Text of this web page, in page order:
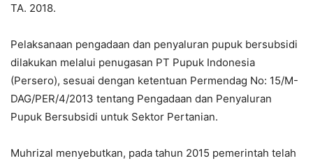
TA. 2018.
Pelaksanaan pengadaan dan penyaluran pupuk bersubsidi
dilakukan melalui penugasan PT Pupuk Indonesia
(Persero), sesuai dengan ketentuan Permendag No: 15/M-
DAG/PER/4/2013 tentang Pengadaan dan Penyaluran
Pupuk Bersubsidi untuk Sektor Pertanian.
Muhrizal menyebutkan, pada tahun 2015 pemerintah telah